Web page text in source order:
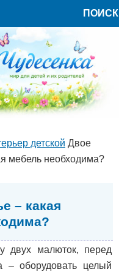
ПОИСК
детской Двое
мебель необходима?
– какая
двух малюток, перед
– оборудовать целый